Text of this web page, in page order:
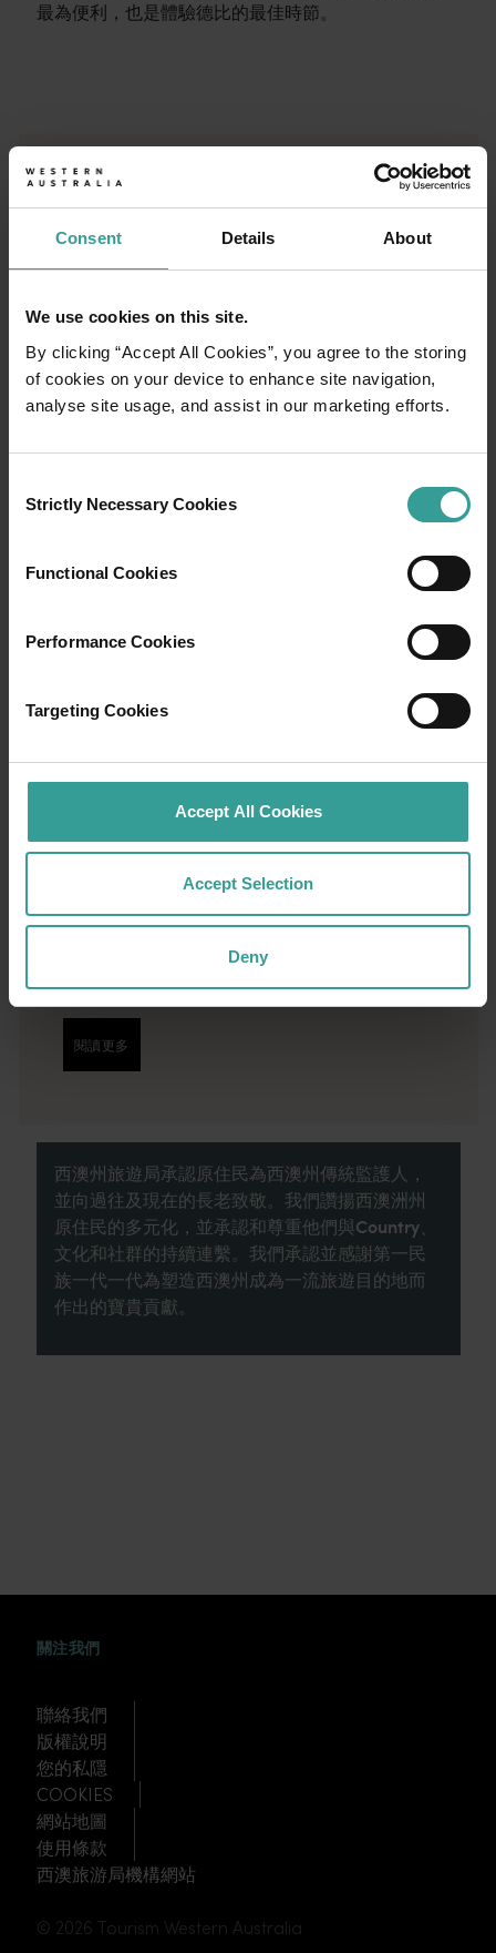
Consent Details About
We use cookies on this site.
By clicking “Accept All Cookies”, you agree to the storing
of cookies on your device to enhance site navigation,
analyse site usage, and assist in our marketing efforts.
Selection
Strictly Necessary Cookies
Functional Cookies
Performance Cookies
Targeting Cookies
Accept All Cookies
Accept Selection
Deny
最為便利，也是體驗德比的最佳時節。
旅遊故事
<p>準備好探索西澳州了嗎？瀏覽一下這些位於西澳州各地的
行程規劃工具
開始規劃
行程
在橫跨西澳州迷人風景的史詩級歷奇中，盡享
寬廣道路的浪漫風情。
的首都，同時亦是繁華熱鬧的文化樞紐。這裡
的自然景點和富有想像力的餐飲地點為您寫下
田園詩篇般的美好開始。
閱讀更多
閱讀更多
西澳州旅遊局承認原住民為西澳州傳統監護人，
並向過往及現在的長老致敬。我們讚揚西澳洲州
原住民的多元化，並承認和尊重他們與Country、
文化和社群的持續連繫。我們承認並感謝第一民
族一代一代為塑造西澳州成為一流旅遊目的地而
作出的寶貴貢獻。
關注我們
聯絡我們
版權說明
您的私隱
COOKIES
網站地圖
使用條款
西澳旅游局機構網站
© 2026 Tourism Western Australia